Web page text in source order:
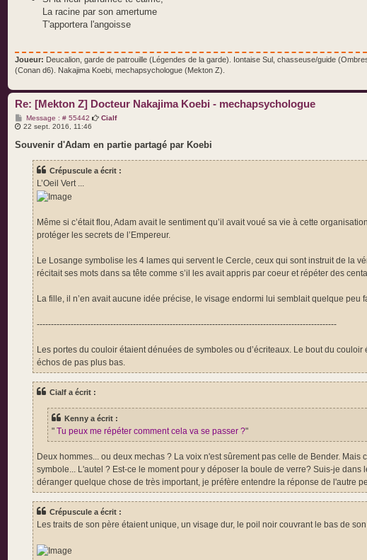
La racine par son amertume
T'apportera l'angoisse
Joueur: Deucalion, garde de patrouille (Légendes de la garde). Iontaise Sul, chasseuse/guide
(Conan d6). Nakajima Koebi, mechapsychologue (Mekton Z).
Re: [Mekton Z] Docteur Nakajima Koebi - mechapsychologue
Message : # 55442M
e
s
g
e
Cialf
22 sept. 2016, 11:46
Souvenir d'Adam en partie partagé par Koebi
Crépuscule a écrit :
L’Oeil Vert ...
Même si c’était flou, Adam avait le sentiment qu’il avait voué sa vie à cette
protéger les secrets de l’Empereur.
Le Losange symbolise les 4 lames qui servent le Cercle, ceux qui sont instruit de la
récitait ses mots dans sa tête comme s’il les avait appris par coeur et répéter des
La fille, il n’en avait aucune idée précise, le visage endormi lui semblait quelque peu
----------------------------------------------------------------------------------------------------------
Les portes du couloir étaient dénuées de symboles ou d’écriteaux. Le bout du
échos de pas plus bas.
Cialf a écrit :
Kenny a écrit :
" Tu peux me répéter comment cela va se passer ?"
Deux hommes... ou deux mechas ? La voix n'est sûrement pas celle de Bender.
symbole... L'autel ? Est-ce le moment pour y déposer la boule de verre? Suis-je dans
déranger quelque chose de très important, je préfère entendre la réponse de l'autre
Crépuscule a écrit :
Les traits de son père étaient unique, un visage dur, le poil noir couvrant le bas de